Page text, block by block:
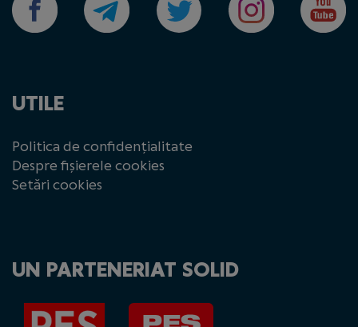
UTILE
Politica de confidențialitate
Despre fișierele cookies
Setări cookies
UN PARTENERIAT SOLID